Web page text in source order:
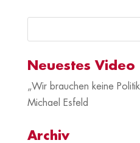
Neuestes Video
„Wir brauchen keine
Michael Esfeld
Archiv